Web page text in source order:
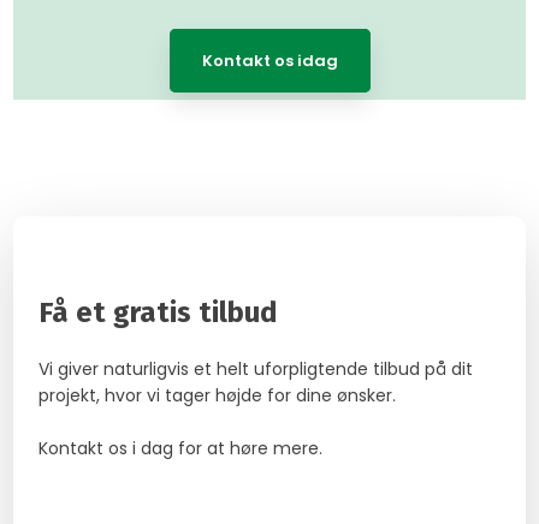
Kontakt os idag
​Få et​ gratis tilbud​
Vi giver naturligvis et helt uforpligtende tilbud på dit
projekt, hvor vi tager højde for dine ønsker.
Kontakt os i dag for at høre mere.